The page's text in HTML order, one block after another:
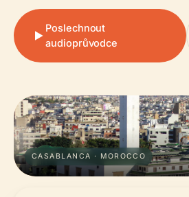
Poslechnout
audioprůvodce
CASABLANCA · MOROCCO